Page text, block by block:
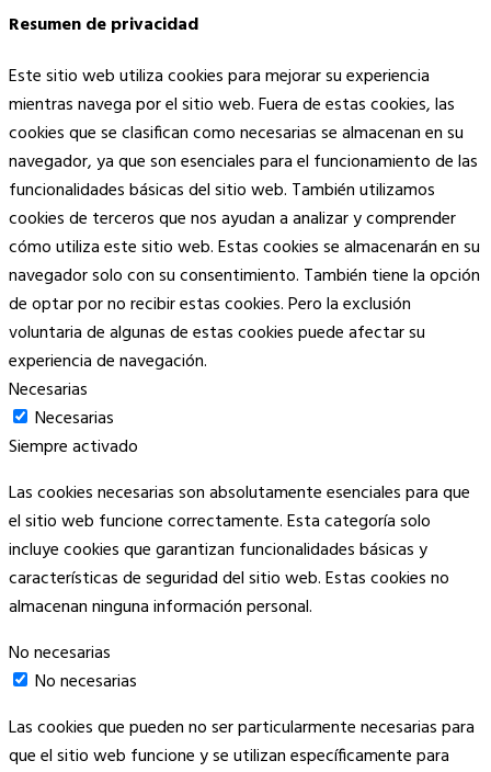
Resumen de privacidad
Este sitio web utiliza cookies para mejorar su experiencia
mientras navega por el sitio web. Fuera de estas cookies, las
cookies que se clasifican como necesarias se almacenan en su
navegador, ya que son esenciales para el funcionamiento de las
funcionalidades básicas del sitio web. También utilizamos
cookies de terceros que nos ayudan a analizar y comprender
cómo utiliza este sitio web. Estas cookies se almacenarán en su
navegador solo con su consentimiento. También tiene la opción
de optar por no recibir estas cookies. Pero la exclusión
voluntaria de algunas de estas cookies puede afectar su
experiencia de navegación.
Necesarias
Necesarias
Siempre activado
Las cookies necesarias son absolutamente esenciales para que
el sitio web funcione correctamente. Esta categoría solo
incluye cookies que garantizan funcionalidades básicas y
características de seguridad del sitio web. Estas cookies no
almacenan ninguna información personal.
No necesarias
No necesarias
Las cookies que pueden no ser particularmente necesarias para
que el sitio web funcione y se utilizan específicamente para